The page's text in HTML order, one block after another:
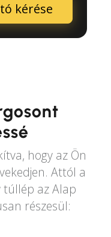
kérése
hogy az Ön
Attól a
túllép az Alap
részesül: